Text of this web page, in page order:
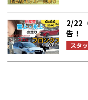
2/22
告！
スタ